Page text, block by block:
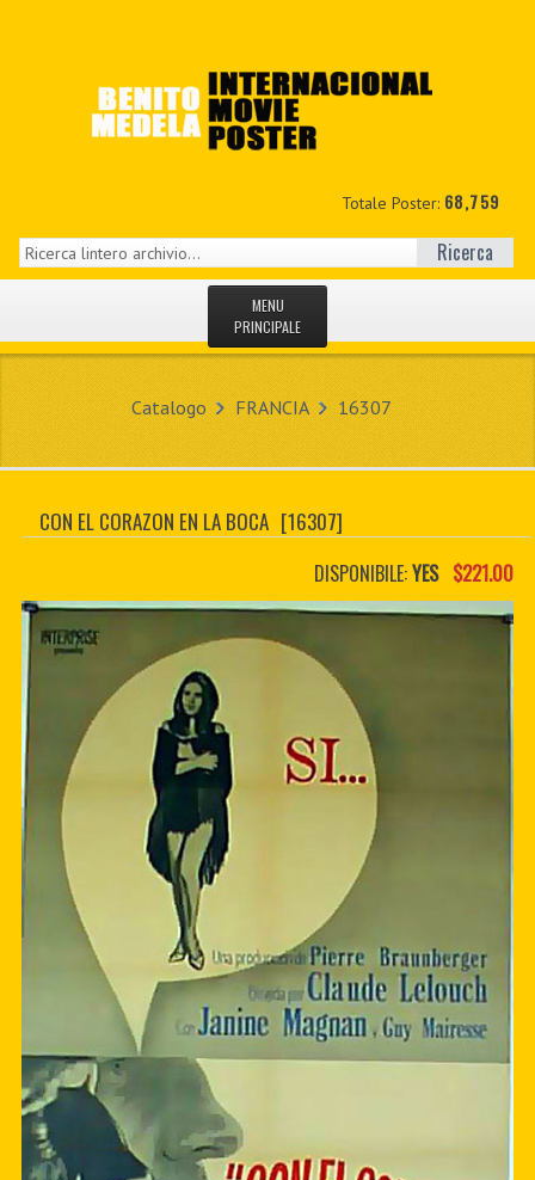
Totale Poster: 68,759
Ricerca
MENU
PRINCIPALE
IL MIO CONTO
CONTATTO
CUSTOM PDF
Catalogo FRANCIA 16307
CON EL CORAZON EN LA BOCA [16307]
DISPONIBILE:YES $221.00